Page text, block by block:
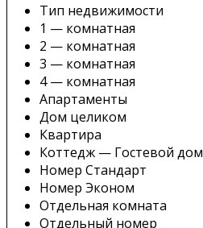
Тип недвижимости
1 — комнатная
2 — комнатная
3 — комнатная
4 — комнатная
Апартаменты
Дом целиком
Квартира
Коттедж — Гостевой дом
Номер Стандарт
Номер Эконом
Отдельная комната
Отдельный номер